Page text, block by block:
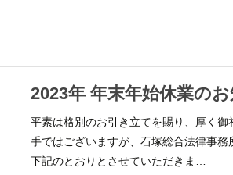
2023年 年末年始休業の
平素は格別のお引き立てを賜り、厚く
手ではございますが、石塚総合法律事務
下記のとおりとさせていただきま…